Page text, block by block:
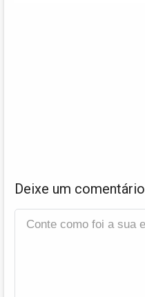
Deixe um comentário